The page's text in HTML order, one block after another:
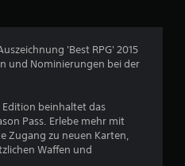
c
B
'Best RPG' 2015
und Nominierungen bei der
Edition beinhaltet das
Pass. Erlebe mehr mit
Zugang zu neuen Karten,
Waffen und